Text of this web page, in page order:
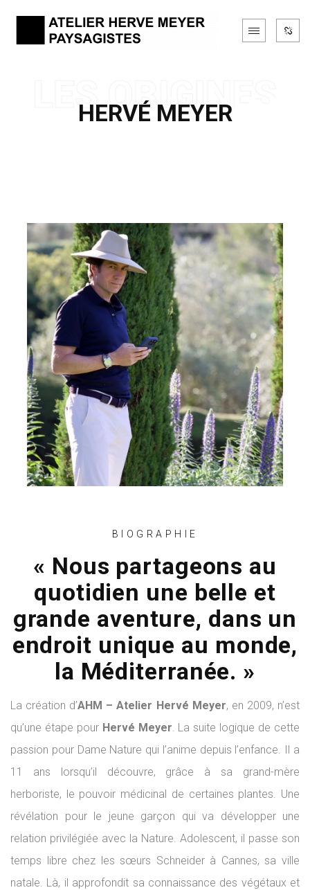
HERVÉ MEYER
BIOGRAPHIE
« Nous partageons au
quotidien une belle et
grande aventure, dans un
endroit unique au monde,
la Méditerranée. »
La création d’AHM – Atelier Hervé Meyer, en 2009, n’est
qu’une étape pour Hervé Meyer. La suite logique de cette
passion pour Dame Nature qui l’anime depuis l’enfance. Il a
11 ans lorsqu’il découvre, grâce à sa grand-mère
herboriste, le pouvoir médicinal de certaines plantes. Une
révélation pour le jeune garçon qui va développer une
relation privilégiée avec la Nature. Adolescent, il passe son
temps libre chez les sœurs Schneider à Cannes, sa ville
natale. Là, il approfondit sa connaissance des végétaux et